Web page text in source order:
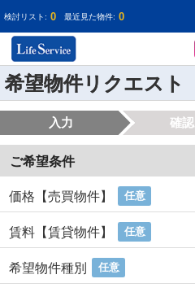
検討リスト: 0 最近見た物件: 0
希望物件リクエスト
入力 確認
ご希望条件
価格【売買物件】 任意
賃料【賃貸物件】 任意
希望物件種別 任意